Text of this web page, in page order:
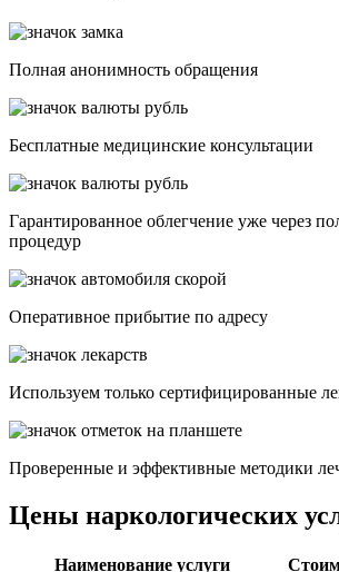
Полная анонимность обращения
Бесплатные медицинские консультации
Гарантированное облегчение уже через
процедур
Опеpативное прибытие по адресу
Используем только сертифицированные
Проверенные и эффективные методики
Цены наркологических
Наименование услуги